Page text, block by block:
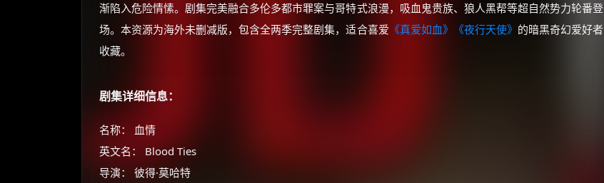
渐陷入危险情愫。剧集完美融合多伦多都市罪案与哥特式浪漫，吸血鬼贵族、狼人黑帮等超自然势力轮番登
场。本资源为海外未删减版，包含全两季完整剧集，适合喜爱 《真爱如血》 《夜行天使》 的暗黑奇幻爱好者
收藏。
剧集详细信息：
名称： 血情
英文名： Blood Ties
导演： 彼得·莫哈特